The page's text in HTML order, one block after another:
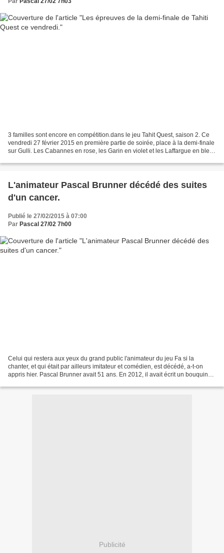
3 familles sont encore en compétition.dans le jeu Tahit Quest, saison 2. Ce
vendredi 27 février 2015 en première partie de soirée, place à la demi-finale
sur Gulli. Les Cabannes en rose, les Garin en violet et les Laffargue en bleu,
L'animateur Pascal Brunner décédé des suites
d'un cancer.
Publié le 27/02/2015 à 07:00
Par Pascal 27/02 7h00
Celui qui restera aux yeux du grand public l'animateur du jeu Fa si la
chanter, et qui était par ailleurs imitateur et comédien, est décédé, a-t-on
appris hier. Pascal Brunner avait 51 ans. En 2012, il avait écrit un bouquin
Publicité